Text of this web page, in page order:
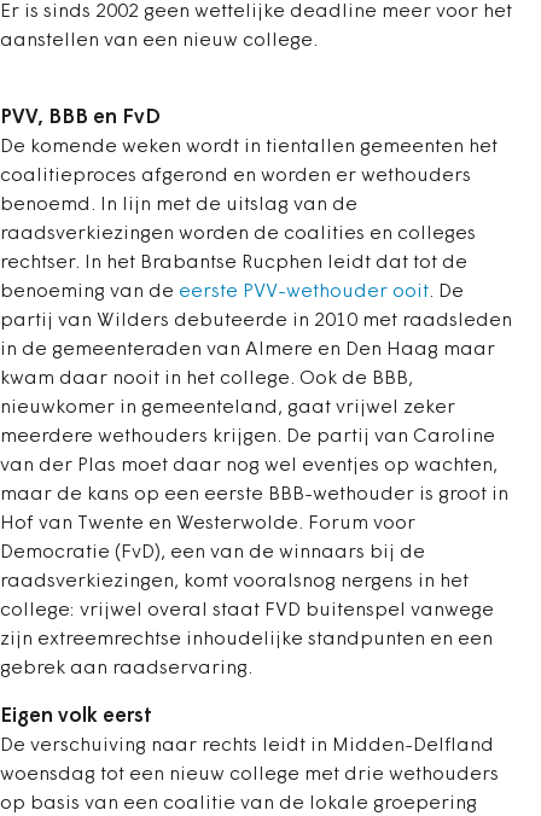
Er is sinds 2002 geen wettelijke deadline meer voor het
aanstellen van een nieuw college.
PVV, BBB en FvD
De komende weken wordt in tientallen gemeenten het
coalitieproces afgerond en worden er wethouders
benoemd. In lijn met de uitslag van de
raadsverkiezingen worden de coalities en colleges
rechtser. In het Brabantse Rucphen leidt dat tot de
benoeming van de eerste PVV-wethouder ooit. De
partij van Wilders debuteerde in 2010 met raadsleden
in de gemeenteraden van Almere en Den Haag maar
kwam daar nooit in het college. Ook de BBB,
nieuwkomer in gemeenteland, gaat vrijwel zeker
meerdere wethouders krijgen. De partij van Caroline
van der Plas moet daar nog wel eventjes op wachten,
maar de kans op een eerste BBB-wethouder is groot in
Hof van Twente en Westerwolde. Forum voor
Democratie (FvD), een van de winnaars bij de
raadsverkiezingen, komt vooralsnog nergens in het
college: vrijwel overal staat FVD buitenspel vanwege
zijn extreemrechtse inhoudelijke standpunten en een
gebrek aan raadservaring.
Eigen volk eerst
De verschuiving naar rechts leidt in Midden-Delfland
woensdag tot een nieuw college met drie wethouders
op basis van een coalitie van de lokale groepering